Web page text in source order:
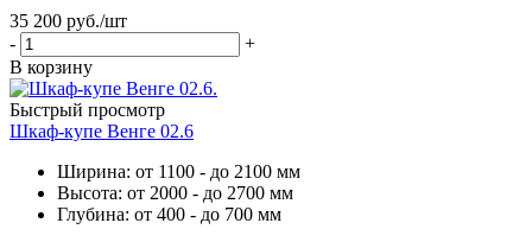
35 200 руб./шт
-
+
В корзину
Быстрый просмотр
Шкаф-купе Венге 02.6
Ширина: от 1100 - до 2100 мм
Высота: от 2000 - до 2700 мм
Глубина: от 400 - до 700 мм